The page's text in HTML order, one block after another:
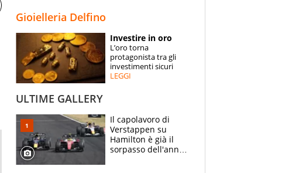
ESPERTI
CONTATTI
Gioielleria Delfino
Investire in oro
L’oro torna
protagonista tra gli
investimenti sicuri
LEGGI
ULTIME GALLERY
Il capolavoro di
Verstappen su
Hamilton è già il
sorpasso dell'anno: